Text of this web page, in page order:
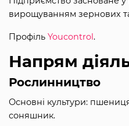
вирощуванням зернових
Профіль Youcontrol.
Напрям
Рослинництво
Основні культури:
соняшник.